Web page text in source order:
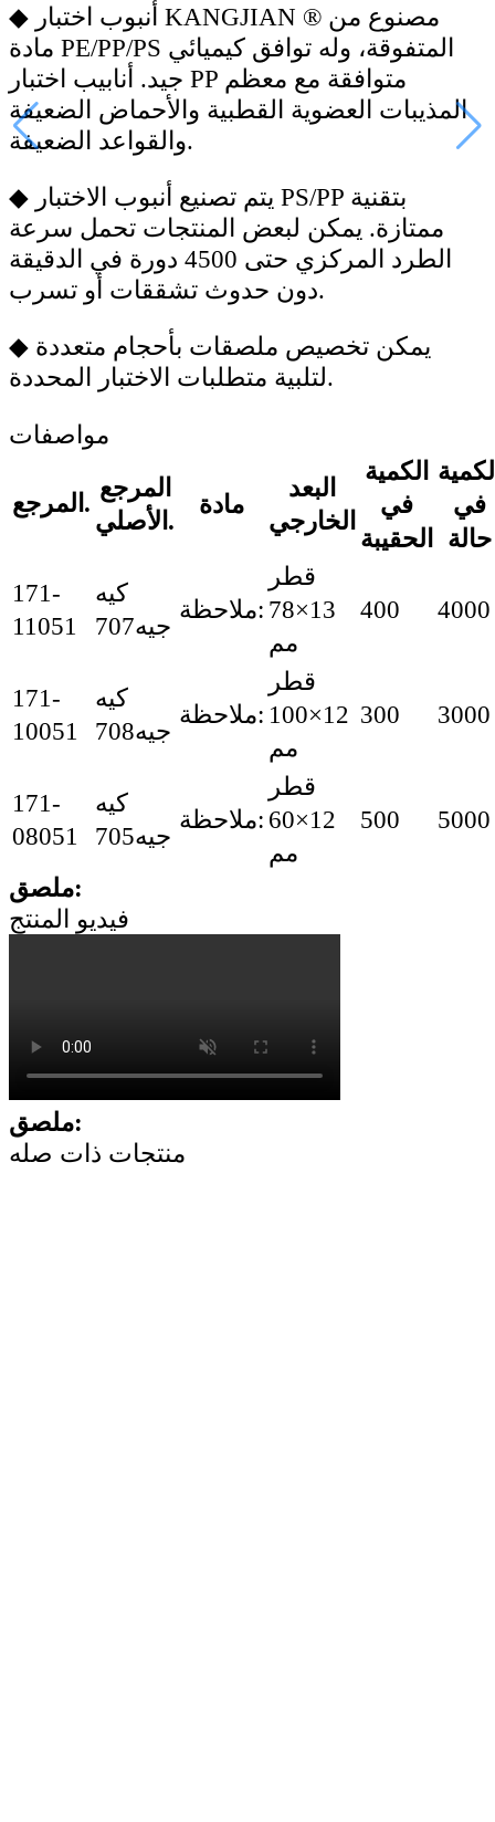
◆
مادة PE/PP/PS المتفوقة، وله توافق كيميائي
جيد. أنابيب اختبار PP متوافقة مع معظم
المذيبات العضوية القطبية والأحماض الضعيفة
والقواعد الضعيفة.
◆
ممتازة. يمكن لبعض المنتجات تحمل سرعة
الطرد المركزي حتى 4500 دورة في الدقيقة
دون حدوث تشققات أو تسرب.
◆
لتلبية متطلبات الاختبار المحددة.
مواصفات
المرجع.
المرجع
الأصلي.
مادة
البعد
الخارجي
الكمية
في
الحقيبة
في
حالة
171-
11051
كيه
جيه707
ملاحظة:
قطر
13×78
مم
400 4000
171-
10051
كيه
جيه708
ملاحظة:
قطر
12×100
مم
300 3000
171-
08051
كيه
جيه705
ملاحظة:
قطر
12×60
مم
500 5000
ملصق:
فيديو المنتج
ملصق:
منتجات ذات صله